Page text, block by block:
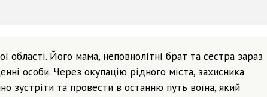
області. Його мама, неповнолітні брат та сестра зараз
особи. Через окупацію рідного міста, захисника
зустріти та провести в останню путь воїна, який